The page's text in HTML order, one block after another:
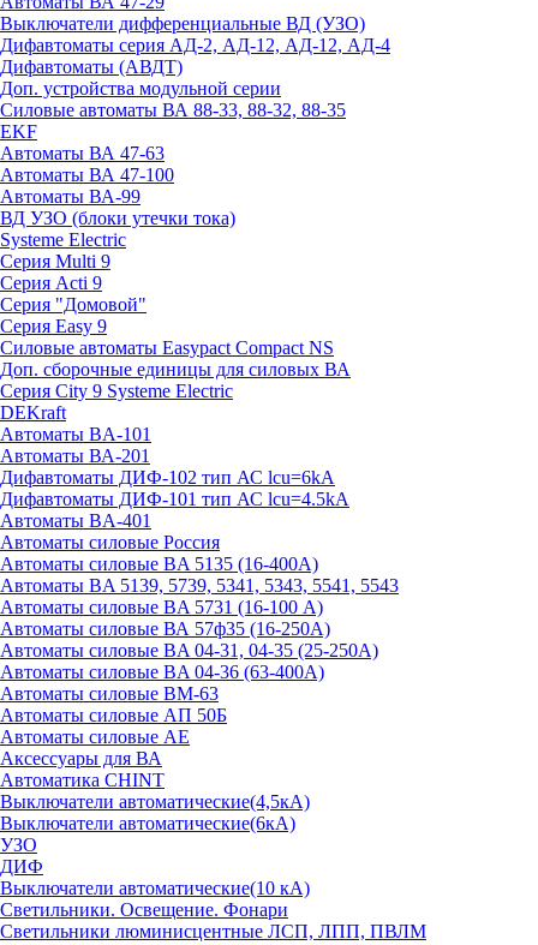
Выключатели дифференциальные ВД (УЗО)
Дифавтоматы серия АД-2, АД-12, АД-12, АД-4
Дифавтоматы (АВДТ)
Доп. устройства модульной серии
Силовые автоматы ВА 88-33, 88-32, 88-35
EKF
Автоматы ВА 47-63
Автоматы ВА 47-100
Автоматы ВА-99
ВД УЗО (блоки утечки тока)
Systeme Electric
Серия Multi 9
Серия Acti 9
Серия "Домовой"
Серия Easy 9
Силовые автоматы Easypact Compact NS
Доп. сборочные единицы для силовых ВА
Серия City 9 Systeme Electric
DEKraft
Автоматы BA-101
Автоматы ВА-201
Дифавтоматы ДИФ-102 тип АС lcu=6kA
Дифавтоматы ДИФ-101 тип АС lcu=4.5kA
Автоматы BA-401
Автоматы силовые Россия
Автоматы силовые BA 5135 (16-400А)
Автоматы BA 5139, 5739, 5341, 5343, 5541, 5543
Автоматы силовые BA 5731 (16-100 А)
Автоматы силовые ВА 57ф35 (16-250А)
Автоматы силовые BA 04-31, 04-35 (25-250А)
Автоматы силовые BA 04-36 (63-400А)
Автоматы силовые ВМ-63
Автоматы силовые АП 50Б
Автоматы силовые АЕ
Аксессуары для ВА
Автоматика CHINT
Выключатели автоматические(4,5кА)
Выключатели автоматические(6кА)
УЗО
ДИФ
Выключатели автоматические(10 кА)
Светильники. Освещение. Фонари
Светильники люминисцентные ЛСП, ЛПП, ПВЛМ